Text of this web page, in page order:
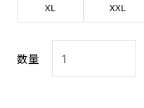
XL XXL
数量
店内用です。お客さ
ールが必要です。
店内用です。お客さ
ールが必要です。